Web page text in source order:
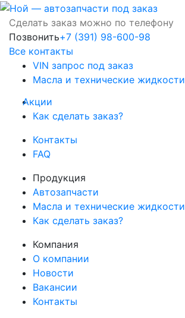
Сделать заказ можно по телефону
Позвонить+7 (391) 98-600-98
Все контакты
VIN запрос под заказ
Масла и технические жидкости
Акции
Как сделать заказ?
Контакты
FAQ
Продукция
Автозапчасти
Масла и технические жидкости
Как сделать заказ?
Компания
О компании
Новости
Вакансии
Контакты